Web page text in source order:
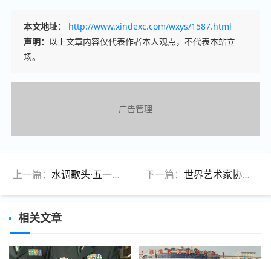
本文地址：
http://www.xindexc.com/wxys/1587.html
声明： 以上文章内容仅代表作者本人观点，不代表本站立
场。
广告管理
上一篇： 水调歌头·五一咏劳动 下一篇：世界艺术家协会正式启动联合国 NGO 咨商地位申办
相关文章